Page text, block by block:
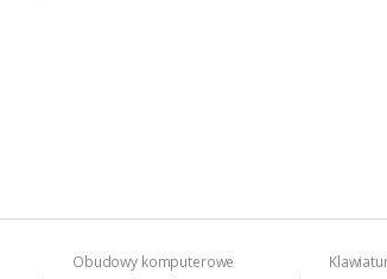
Obudowy komputerowe